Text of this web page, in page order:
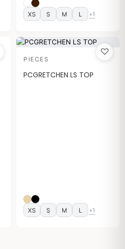
XS S M L +1
♡
PIECES
PCGRETCHEN LS TOP
XS S M L +1